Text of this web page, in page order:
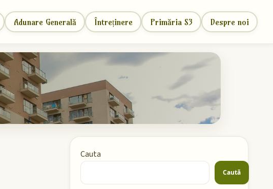
Adunare Generală Întreținere Primăria S3 Despre noi
Cauta
Caută